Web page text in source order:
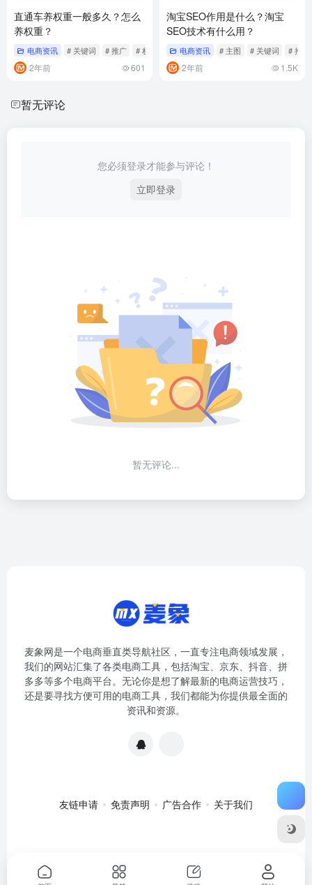
直通车养权重一般多久？怎么
养权重？
电商资讯 # 关键词 # 推广 # 权重
2年前 601
淘宝SEO作用是什么？淘宝
SEO技术有什么用？
电商资讯 # 主图 # 关键词 # 推广
2年前 1.5K
暂无评论
您必须登录才能参与评论！
立即登录
暂无评论...
麦象网是一个电商垂直类导航社区，一直专注电商领域发展，
我们的网站汇集了各类电商工具，包括淘宝、京东、抖音、拼
多多等多个电商平台。无论你是想了解最新的电商运营技巧，
还是要寻找方便可用的电商工具，我们都能为你提供最全面的
资讯和资源。
友链申请 免责声明 广告合作 关于我们
2020057301号-1